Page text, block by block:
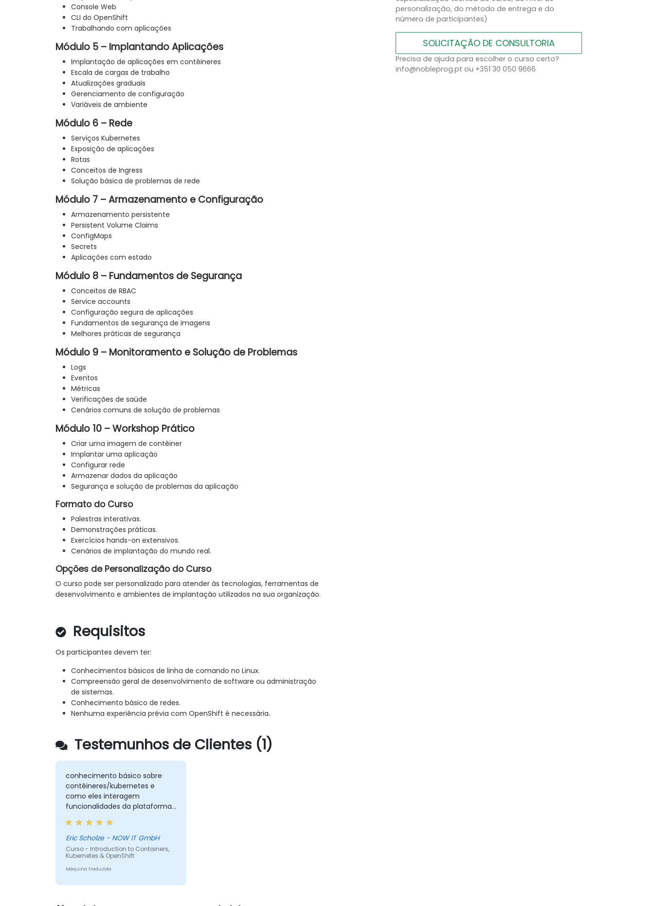
Console Web
CLI do OpenShift
Trabalhando com aplicações
Módulo 5 – Implantando Aplicações
Implantação de aplicações em contêineres
Escala de cargas de trabalho
Atualizações graduais
Gerenciamento de configuração
Variáveis de ambiente
Módulo 6 – Rede
Serviços Kubernetes
Exposição de aplicações
Rotas
Conceitos de Ingress
Solução básica de problemas de rede
Módulo 7 – Armazenamento e Configuração
Armazenamento persistente
Persistent Volume Claims
ConfigMaps
Secrets
Aplicações com estado
Módulo 8 – Fundamentos de Segurança
Conceitos de RBAC
Service accounts
Configuração segura de aplicações
Fundamentos de segurança de imagens
Melhores práticas de segurança
Módulo 9 – Monitoramento e Solução de Problemas
Logs
Eventos
Métricas
Verificações de saúde
Cenários comuns de solução de problemas
Módulo 10 – Workshop Prático
Criar uma imagem de contêiner
Implantar uma aplicação
Configurar rede
Armazenar dados da aplicação
Segurança e solução de problemas da aplicação
Formato do Curso
Palestras interativas.
Demonstrações práticas.
Exercícios hands-on extensivos.
Cenários de implantação do mundo real.
Opções de Personalização do Curso
O curso pode ser personalizado para atender às tecnologias, ferramentas de
desenvolvimento e ambientes de implantação utilizados na sua organização.
Requisitos
Os participantes devem ter:
Conhecimentos básicos de linha de comando no Linux.
Compreensão geral de desenvolvimento de software ou administração
de sistemas.
Conhecimento básico de redes.
Nenhuma experiência prévia com OpenShift é necessária.
personalização, do método de entrega e do
número de participantes)
SOLICITAÇÃO DE CONSULTORIA
Precisa de ajuda para escolher o curso certo?
info@nobleprog.pt ou +351 30 050 9666
Testemunhos de Clientes (1)
conhecimento básico sobre
contêineres/kubernetes e
como eles interagem
funcionalidades da plataforma
Openshift
Eric Scholze - NOW IT GmbH
Curso - Introduction to Containers,
Kubernetes & OpenShift
Máquina Traduzida